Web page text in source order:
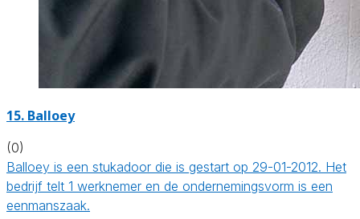
15. Balloey
(0)
Balloey is een stukadoor die is gestart op 29-01-2012. Het
bedrijf telt 1 werknemer en de ondernemingsvorm is een
eenmanszaak.